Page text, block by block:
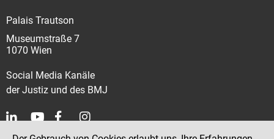
Palais Trautson
Museumstraße 7
1070 Wien
Social Media Kanäle
der Justiz und des BMJ